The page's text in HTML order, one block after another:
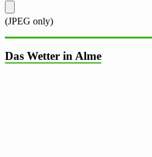
(JPEG only)
Das Wetter in Alme